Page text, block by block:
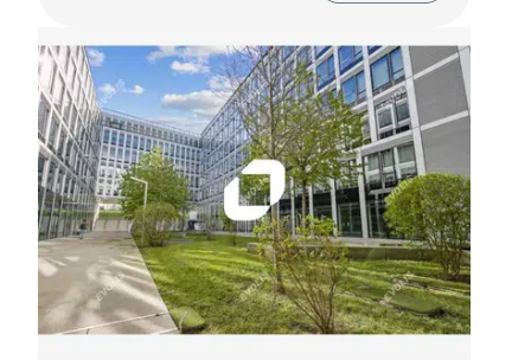
de 11 m² conviendra parfaitement, entre autres à
l'architecture, à la mode et à l'art.
Bus Pyrénées - Ménilmontant (BUS-96, BUS-26)